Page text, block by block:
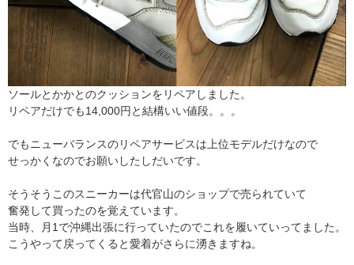
ソールとかかとのクッションをリペアしました。
リペアだけでも14,000円と結構いい値段。。。
でもニューバランスのリペアサービスは上位モデルだけなので
せっかくなのでお願いしたしだいです。
そうそうこのスニーカーは代官山のショップで売られていて
奮発して買ったのを覚えています。
当時、月1で沖縄出張に行っていたのでこれを履いていってました。
こうやって戻ってくると愛着がさらに湧きますね。